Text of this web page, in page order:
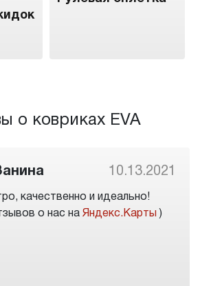
о ковриках EVA
10.13.2021
качественно и идеально!
о нас на Яндекс.Карты )